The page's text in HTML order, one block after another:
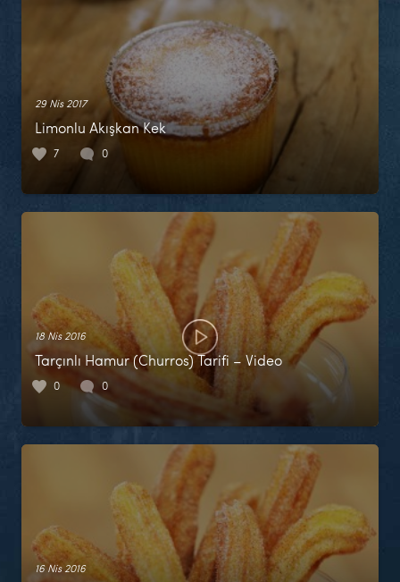
29 Nis 2017
Limonlu Akışkan Kek
7 0
18 Nis 2016
Tarçınlı Hamur (Churros) Tarifi – Video
0 0
16 Nis 2016